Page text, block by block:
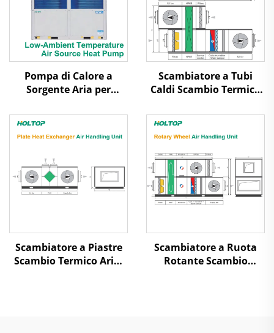
Pompa di Calore a
Sorgente Aria per
Ambientali Basse a
Raffreddamento con
Scorrimento
Scambiatore a Tubi
Caldi Scambio Termico
Calore Unità di
Trattamento dell'Aria
Scambiatore a Piastre
Scambio Termico Aria-
Scambiatore a Ruota
Rotante Scambio